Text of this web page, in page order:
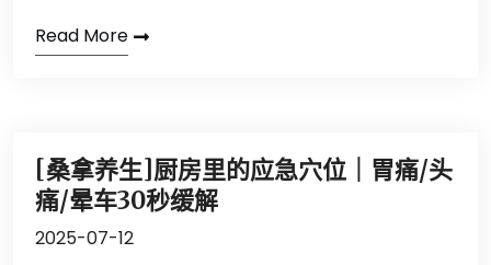
Read More
[桑拿养生]厨房里的应急穴位｜胃痛/头
痛/晕车30秒缓解
2025-07-12